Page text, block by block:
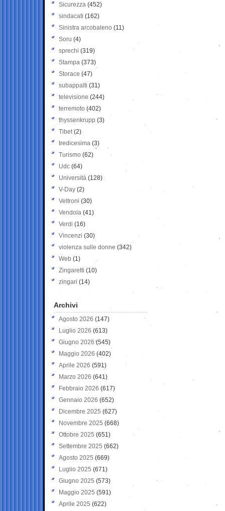
Sicurezza (452)
sindacati (162)
Sinistra arcobaleno (11)
Soru (4)
sprechi (319)
Stampa (373)
Storace (47)
subappalti (31)
televisione(244)
terremoto (402)
thyssenkrupp (3)
Tibet(2)
tredicesima (3)
Turismo (62)
Udc (64)
Università (128)
V-Day (2)
Veltroni (30)
Vendola (41)
Verdi (16)
Vincenzi (30)
violenza sulle donne (342)
Web (1)
Zingaretti (10)
zingari (14)
Archivi
Agosto 2026 (147)
Luglio 2026 (613)
Giugno 2026 (545)
Maggio 2026 (402)
Aprile 2026 (591)
Marzo 2026 (641)
Febbraio 2026 (617)
Gennaio 2026 (652)
Dicembre 2025 (627)
Novembre 2025 (668)
Ottobre 2025 (651)
Settembre 2025 (662)
Agosto 2025 (669)
Luglio 2025 (671)
Giugno 2025 (573)
Maggio 2025 (591)
Aprile 2025 (622)